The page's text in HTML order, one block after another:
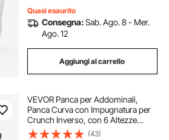
Quasi esaurito
Consegna:Sab. Ago. 8 - Mer.
Ago. 12
Aggiungi al carrello
VEVOR Panca per Addominali,
Panca Curva con Impugnatura per
Crunch Inverso, con 6 Altezze
Regolabili, Acciaio Resistente,
(43)